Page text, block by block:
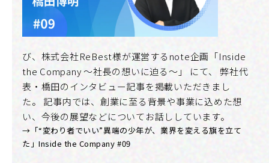
び、株式会社ReBest様が運営するnote企画「Inside
the Company 〜社長の想いに迫る〜」 にて、 弊社代
表・橋田のインタビュー記事を掲載いただきまし
た。 記事内では、創業に至る背景や事業に込めた想
い、今後の展望などについてお話ししています。
→「“変わり者でいい”――異端の少年が、業界を変える旗を立て
た」Inside the Company #09